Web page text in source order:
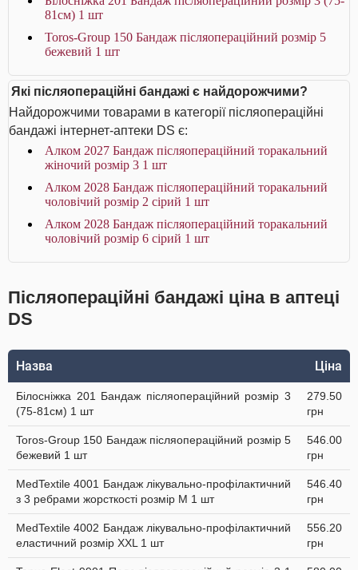
81см) 1 шт
Toros-Group 150 Бандаж післяопераційний розмір 5
бежевий 1 шт
Які післяопераційні бандажі є найдорожчими?
Найдорожчими товарами в категорії післяопераційні
бандажі інтернет-аптеки DS є:
Алком 2027 Бандаж післяопераційний торакальний
жіночий розмір 3 1 шт
Алком 2028 Бандаж післяопераційний торакальний
чоловічий розмір 2 сірий 1 шт
Алком 2028 Бандаж післяопераційний торакальний
чоловічий розмір 6 сірий 1 шт
Післяопераційні бандажі ціна в аптеці
DS
Назва Ціна
Білосніжка 201 Бандаж післяопераційний розмір 3
(75-81см) 1 шт
279.50
грн
Toros-Group 150 Бандаж післяопераційний розмір 5
бежевий 1 шт
546.00
грн
MedTextile 4001 Бандаж лікувально-профілактичний
з 3 ребрами жорсткості розмір M 1 шт
546.40
грн
MedTextile 4002 Бандаж лікувально-профілактичний
еластичний розмір XXL 1 шт
556.20
грн